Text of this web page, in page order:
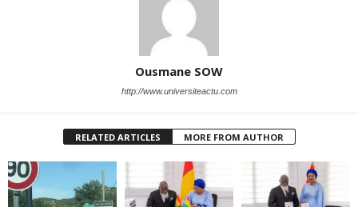
Ousmane SOW
http://www.universiteactu.com
RELATED ARTICLES MORE FROM AUTHOR